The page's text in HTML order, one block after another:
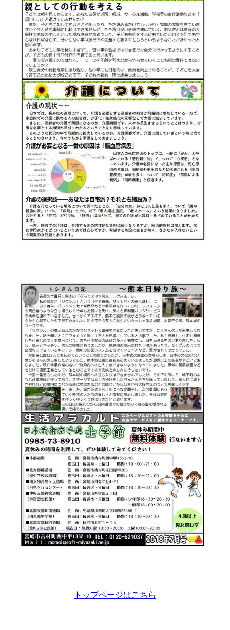
トップページはこちら